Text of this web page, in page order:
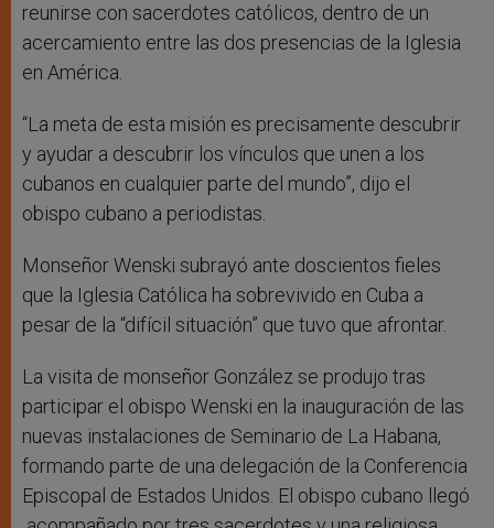
reunirse con sacerdotes católicos, dentro de un
acercamiento entre las dos presencias de la Iglesia
en América.
“La meta de esta misión es precisamente descubrir
y ayudar a descubrir los vínculos que unen a los
cubanos en cualquier parte del mundo”, dijo el
obispo cubano a periodistas.
Monseñor Wenski subrayó ante doscientos fieles
que la Iglesia Católica ha sobrevivido en Cuba a
pesar de la “difícil situación” que tuvo que afrontar.
La visita de monseñor González se produjo tras
participar el obispo Wenski en la inauguración de las
nuevas instalaciones de Seminario de La Habana,
formando parte de una delegación de la Conferencia
Episcopal de Estados Unidos. El obispo cubano llegó